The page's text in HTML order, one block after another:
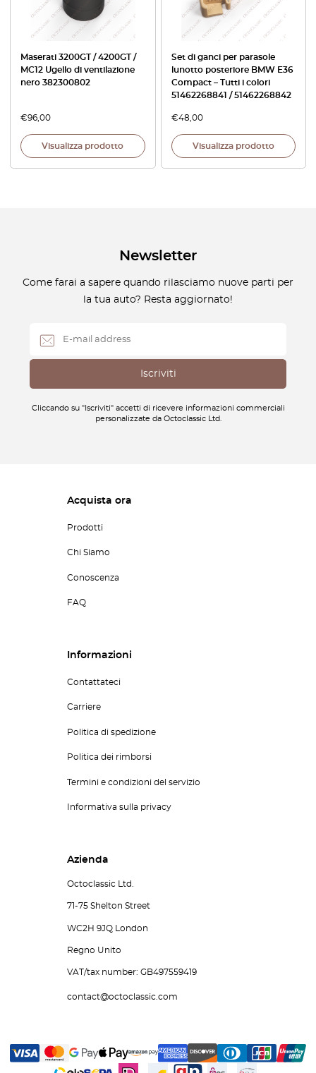
Maserati 3200GT / 4200GT /
MC12 Ugello di ventilazione
nero 382300802
€96,00
Visualizza prodotto
Set di ganci per parasole
lunotto posteriore BMW E36
Compact – Tutti i colori
51462268841 / 51462268842
€48,00
Visualizza prodotto
Newsletter
Come farai a sapere quando rilasciamo nuove parti per
la tua auto? Resta aggiornato!
Cliccando su "Iscriviti" accetti di ricevere informazioni commerciali
personalizzate da Octoclassic Ltd.
Acquista ora
Prodotti
Chi Siamo
Conoscenza
FAQ
Informazioni
Contattateci
Carriere
Politica di spedizione
Politica dei rimborsi
Termini e condizioni del servizio
Informativa sulla privacy
Azienda
Octoclassic Ltd.
71-75 Shelton Street
WC2H 9JQ London
Regno Unito
VAT/tax number: GB497559419
contact@octoclassic.com